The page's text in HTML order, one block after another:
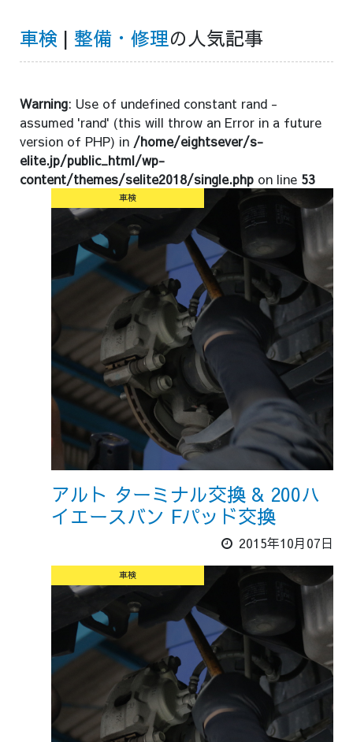
車検 | 整備・修理の人気記事
Warning: Use of undefined constant rand -
assumed 'rand' (this will throw an Error in a future
version of PHP) in /home/eightsever/s-
elite.jp/public_html/wp-
content/themes/selite2018/single.php on line 53
車検
アルト ターミナル交換 & 200ハ
イエースバン Fパッド交換
2015年10月07日
車検